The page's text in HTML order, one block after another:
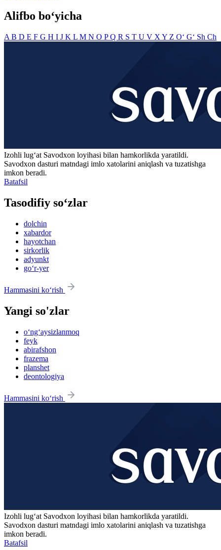
Alifbo bo‘yicha
A B D E F G H I J K L M N O PQ R S T U V X Y Z O‘ G‘ Sh Ch
Izohli lugʻat Savodxon loyihasi bilan hamkorlikda yaratildi.
Savodxon dasturi matndagi imlo xatolarini aniqlash va tuzatishga
imkon beradi.
Batafsil
Tasodifiy so‘zlar
dolchin
xabardor
hayotchan
sirkorlik
adyunkt
go‘r-yer
Hammasini ko‘rish
Yangi so'zlar
o‘ng‘aysizlanmoq
feyk
abirafshon
frazema
planshet
deontologiya
Hammasini ko‘rish
Izohli lugʻat Savodxon loyihasi bilan hamkorlikda yaratildi.
Savodxon dasturi matndagi imlo xatolarini aniqlash va tuzatishga
imkon beradi.
Batafsil